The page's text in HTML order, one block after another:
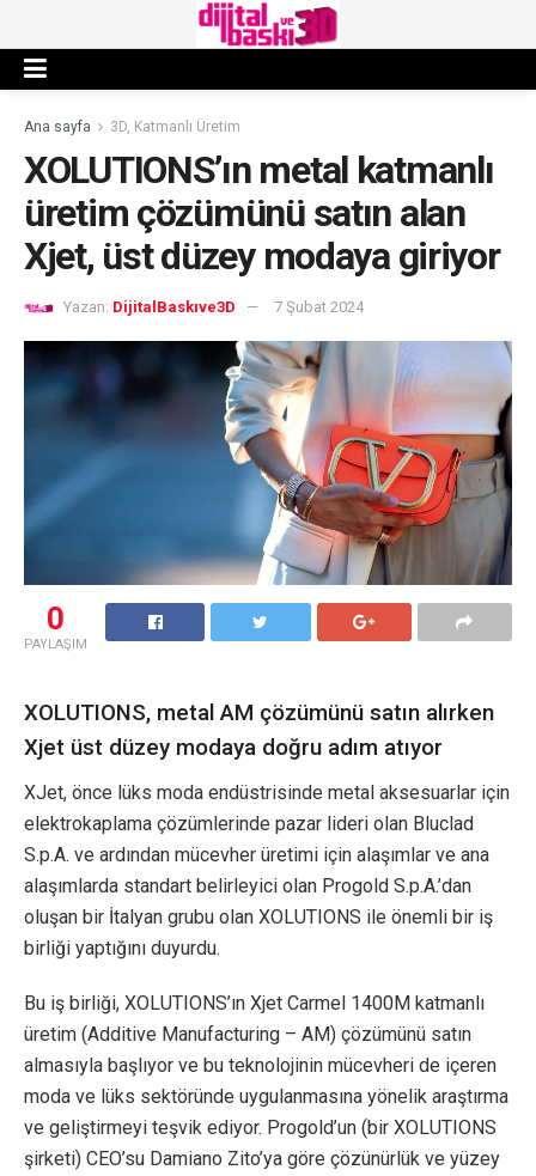
Ana sayfa 3D, Katmanlı Üretim
XOLUTIONS’ın metal katmanlı
üretim çözümünü satın alan
Xjet, üst düzey modaya giriyor
Yazan: DijitalBaskıve3D 7 Şubat 2024
0
PAYLAŞIM
XOLUTIONS, metal AM çözümünü satın alırken
Xjet üst düzey modaya doğru adım atıyor
XJet, önce lüks moda endüstrisinde metal aksesuarlar için
elektrokaplama çözümlerinde pazar lideri olan Bluclad
S.p.A. ve ardından mücevher üretimi için alaşımlar ve ana
alaşımlarda standart belirleyici olan Progold S.p.A.’dan
oluşan bir İtalyan grubu olan XOLUTIONS ile önemli bir iş
birliği yaptığını duyurdu.
Bu iş birliği, XOLUTIONS’ın Xjet Carmel 1400M katmanlı
üretim (Additive Manufacturing – AM) çözümünü satın
almasıyla başlıyor ve bu teknolojinin mücevheri de içeren
moda ve lüks sektöründe uygulanmasına yönelik araştırma
ve geliştirmeyi teşvik ediyor. Progold’un (bir XOLUTIONS
şirketi) CEO’su Damiano Zito’ya göre çözünürlük ve yüzey